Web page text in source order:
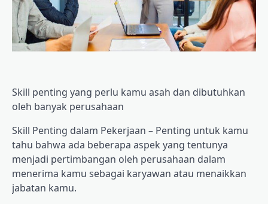
Skill penting yang perlu kamu asah dan dibutuhkan
oleh banyak perusahaan
Skill Penting dalam Pekerjaan – Penting untuk kamu
tahu bahwa ada beberapa aspek yang tentunya
menjadi pertimbangan oleh perusahaan dalam
menerima kamu sebagai karyawan atau menaikkan
jabatan kamu.